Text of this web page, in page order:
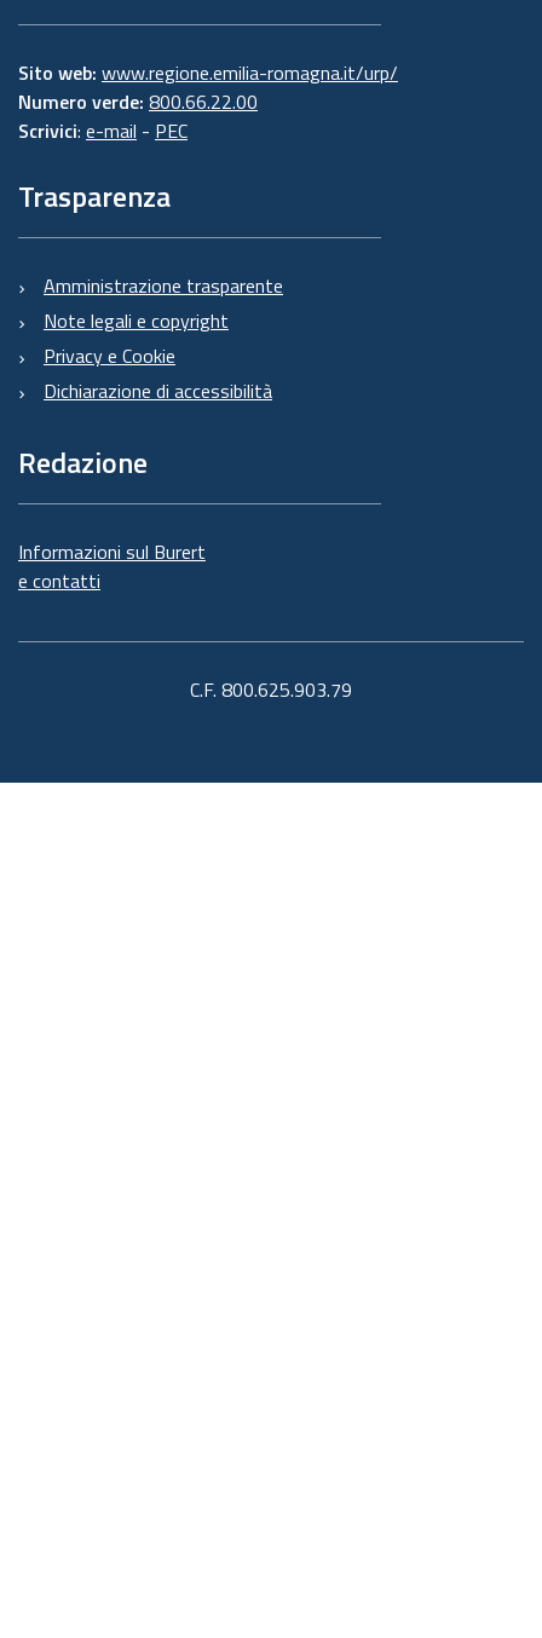
Sito web: www.regione.emilia-romagna.it/urp/
Numero verde: 800.66.22.00
Scrivici: e-mail - PEC
Trasparenza
Amministrazione trasparente
Note legali e copyright
Privacy e Cookie
Dichiarazione di accessibilità
Redazione
Informazioni sul Burert
e contatti
C.F. 800.625.903.79